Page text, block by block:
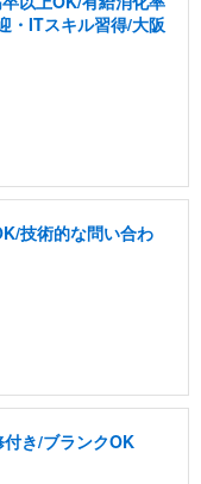
・ITスキル習得/大阪
技術的な問い合わ
き/ブランクOK